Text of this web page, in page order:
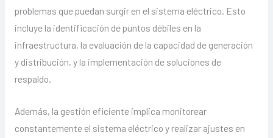
problemas que puedan surgir en el sistema eléctrico. Esto
incluye la identificación de puntos débiles en la
infraestructura, la evaluación de la capacidad de generación
y distribución, y la implementación de soluciones de
respaldo.
Además, la gestión eficiente implica monitorear
constantemente el sistema eléctrico y realizar ajustes en